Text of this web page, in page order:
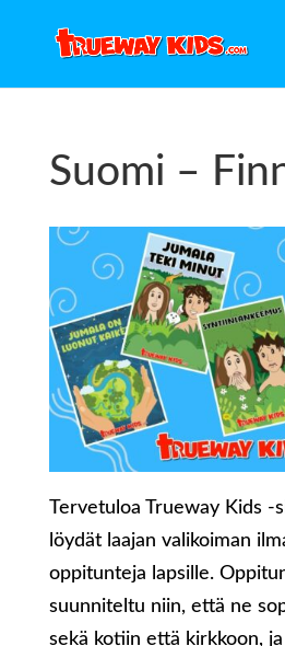
Suomi –
Tervetuloa Trueway Kids -
löydät laajan valikoiman
oppitunteja lapsille.
suunniteltu niin, että ne
sekä kotiin että kirkkoon,